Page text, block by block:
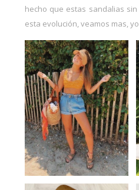
hecho que estas sandalias
esta evolución, veamos mas,